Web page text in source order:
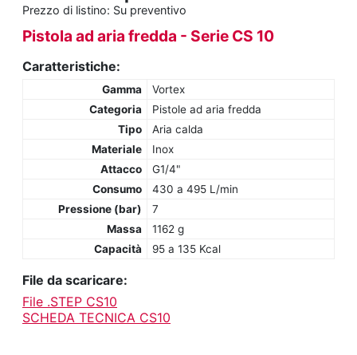
Prezzo di listino: Su preventivo
Pistola ad aria fredda - Serie CS 10
Caratteristiche:
Gamma
Vortex
Categoria
Pistole ad aria fredda
Tipo
Aria calda
Materiale
Inox
Attacco
G1/4"
Consumo
430 a 495 L/min
Pressione (bar)
7
Massa
1162 g
Capacità
95 a 135 Kcal
File da scaricare:
File .STEP CS10
SCHEDA TECNICA CS10